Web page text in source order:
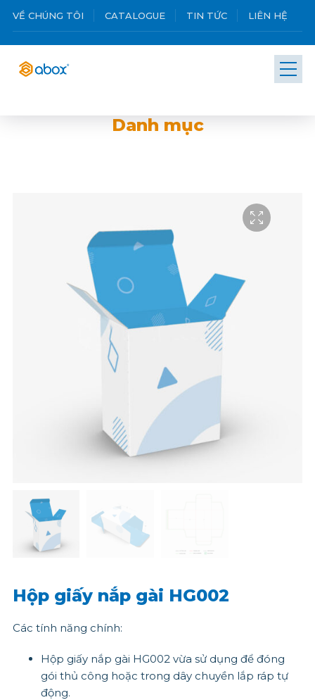
VỀ CHÚNG TÔI CATALOGUE TIN TỨC LIÊN HỆ
Danh mục
Hộp giấy nắp gài HG002
Các tính năng chính:
Hộp giấy nắp gài HG002 vừa sử dụng để đóng
gói thủ công hoặc trong dây chuyền lắp ráp tự
động.